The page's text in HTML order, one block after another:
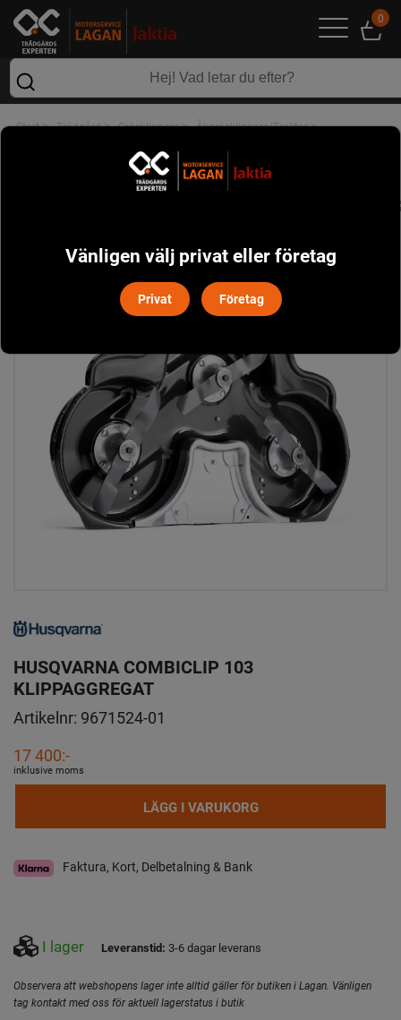
0
Start> Trädgård> Gräsklippare> Åkgräsklippare/Traktor>
Husqvarna CombiClip 103 Klippaggregat
HUSQVARNA COMBICLIP 103
KLIPPAGGREGAT
Artikelnr: 9671524-01
17 400:-
inklusive moms
LÄGG I VARUKORG
Faktura, Kort, Delbetalning & Bank
I lager Leveranstid: 3-6 dagar leverans
Observera att webshopens lager inte alltid gäller för butiken i Lagan. Vänligen
tag kontakt med oss för aktuell lagerstatus i butik
Vänligen välj privat eller företag
Privat Företag